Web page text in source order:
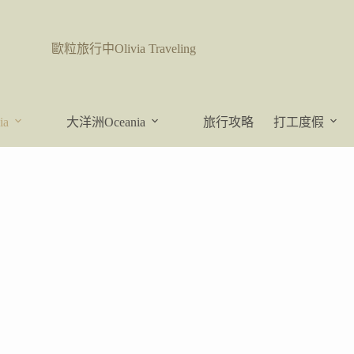
歐粒旅行中Olivia Traveling
大洋洲Oceania 旅行攻略 打工度假